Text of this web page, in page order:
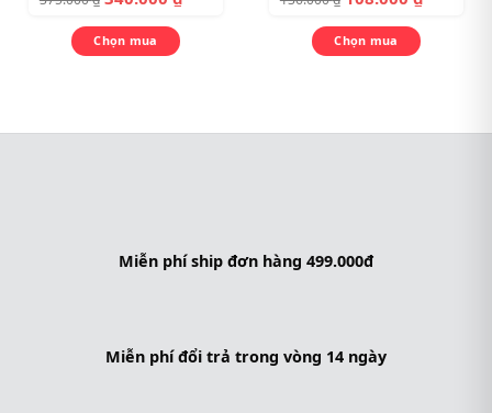
Chọn mua Chọn mua
Miễn phí ship đơn hàng 499.000đ
Miễn phí đổi trả trong vòng 14 ngày